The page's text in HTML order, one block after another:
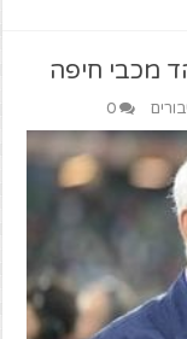
מכבי חיפה
0